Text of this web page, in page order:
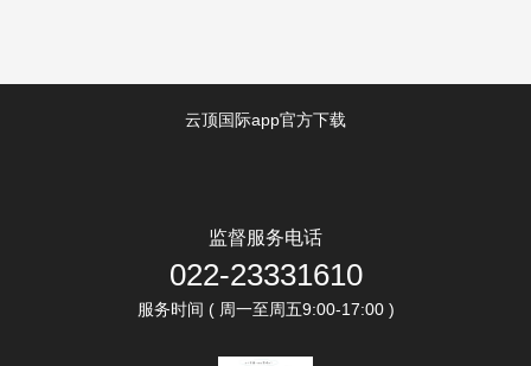
云顶国际app官方下载
监督服务电话
022-23331610
服务时间 ( 周一至周五9:00-17:00 )